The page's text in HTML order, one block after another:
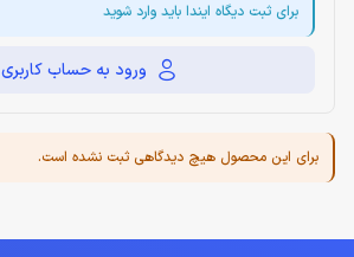
برای ثبت دیگاه ایندا باید وارد شوید
ورود به حساب کاربری
برای این محصول هیچ دیدگاهی ثبت نشده است.